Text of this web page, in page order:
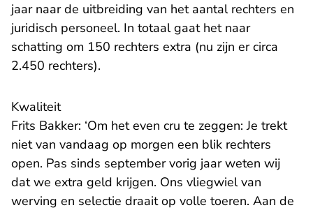
jaar naar de uitbreiding van het aantal rechters en
juridisch personeel. In totaal gaat het naar
schatting om 150 rechters extra (nu zijn er circa
2.450 rechters).
Kwaliteit
Frits Bakker: ‘Om het even cru te zeggen: Je trekt
niet van vandaag op morgen een blik rechters
open. Pas sinds september vorig jaar weten wij
dat we extra geld krijgen. Ons vliegwiel van
werving en selectie draait op volle toeren. Aan de